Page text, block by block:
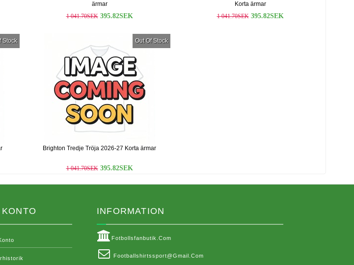
ärmar
1 041.70SEK 395.82SEK
Korta ärmar
1 041.70SEK 395.82SEK
Stock Out Of Stock
Brighton Tredje Tröja 2026-27 Korta ärmar
1 041.70SEK 395.82SEK
INFORMATION
Fotbollsfanbutik.com
Footballshirtssport@gmail.com